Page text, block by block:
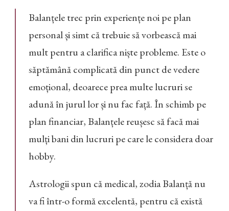
Balanțele trec prin experiențe noi pe plan
personal și simt că trebuie să vorbească mai
mult pentru a clarifica niște probleme. Este o
săptămână complicată din punct de vedere
emoțional, deoarece prea multe lucruri se
adună în jurul lor și nu fac față. În schimb pe
plan financiar, Balanțele reușesc să facă mai
mulți bani din lucruri pe care le considera doar
hobby.
Astrologii spun că medical, zodia Balanță nu
va fi într-o formă excelentă, pentru că există